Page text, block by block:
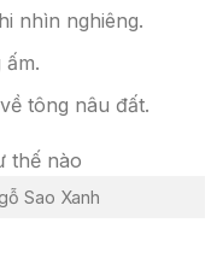
nhìn nghiêng.
ấm.
tông nâu đất.
Sao Xanh